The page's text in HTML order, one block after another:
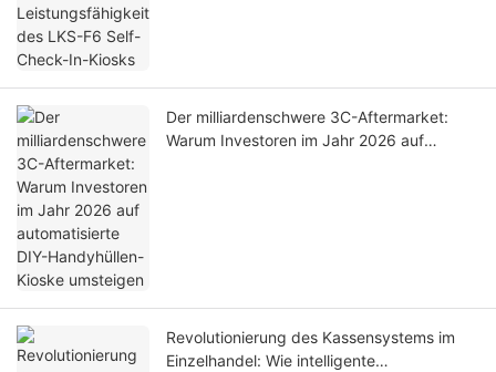
Der milliardenschwere 3C-Aftermarket:
Warum Investoren im Jahr 2026 auf
Revolutionierung des Kassensystems im
Einzelhandel: Wie intelligente